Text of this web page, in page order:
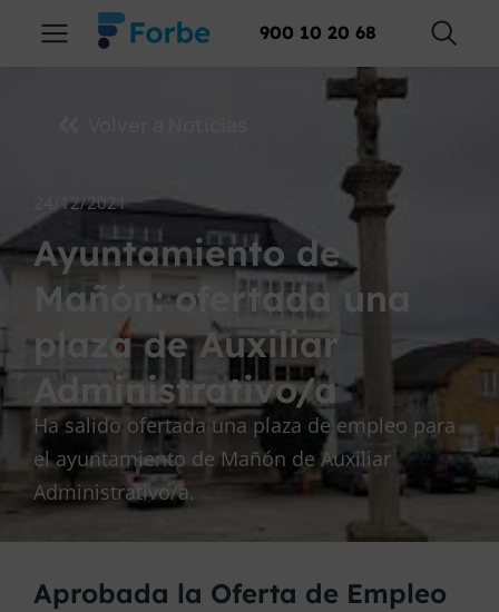
900 10 20 68
24/12/2021
Ayuntamiento de
Mañón: ofertada una
plaza de Auxiliar
Administrativo/a
Ha salido ofertada una plaza de empleo para
el ayuntamiento de Mañón de Auxiliar
Administrativo/a.
Aprobada la Oferta de Empleo